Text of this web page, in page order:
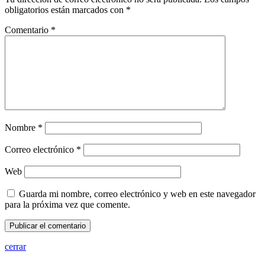
obligatorios están marcados con *
Comentario *
Nombre *
Correo electrónico *
Web
Guarda mi nombre, correo electrónico y web en este navegador
para la próxima vez que comente.
cerrar